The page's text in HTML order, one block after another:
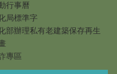
行事曆
局標準字
部辦理私有老建築保存再生
專區